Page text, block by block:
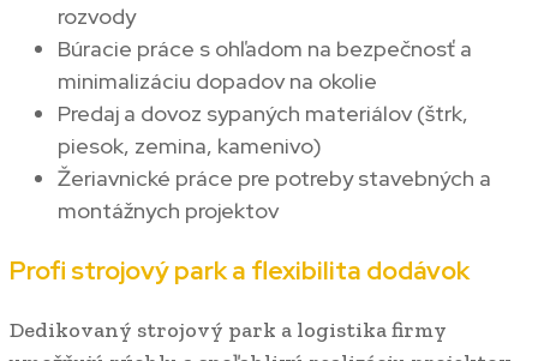
rozvody
Búracie práce s ohľadom na bezpečnosť a
minimalizáciu dopadov na okolie
Predaj a dovoz sypaných materiálov (štrk,
piesok, zemina, kamenivo)
Žeriavnické práce pre potreby stavebných a
montážnych projektov
Profi strojový park a flexibilita dodávok
Dedikovaný strojový park a logistika firmy